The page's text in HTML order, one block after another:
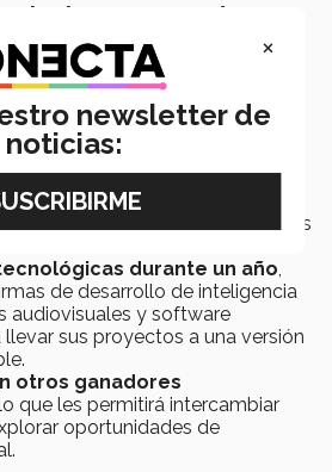
concretas
que si logran triunfar en la final
equiposEduMind
siguientes beneficios:
Bélgica, totalmente pagado
para asistir a la ceremonia
club de incubación de
, considerado uno de los mejores
durante un año,
de desarrollo de inteligencia
audiovisuales y software
sus proyectos a una versión
otros ganadores
que les permitirá intercambiar
oportunidades de
×
newsletter de
noticias: